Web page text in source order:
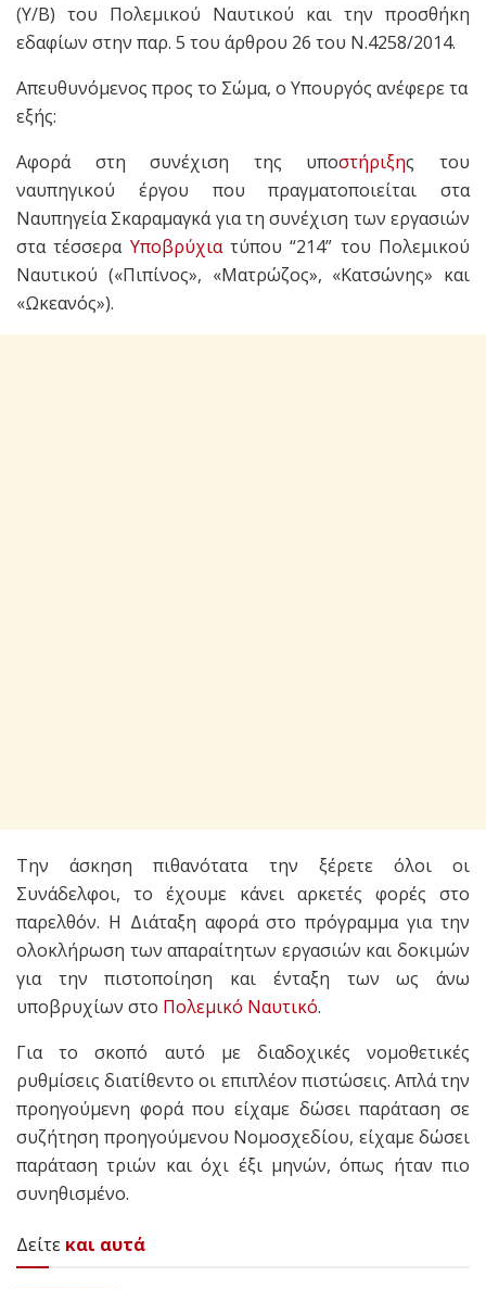
(Υ/Β) του Πολεμικού Ναυτικού και την προσθήκη
εδαφίων στην παρ. 5 του άρθρου 26 του Ν.4258/2014.
Απευθυνόμενος προς το Σώμα, ο Υπουργός ανέφερε τα
εξής:
Αφορά στη συνέχιση της υποστήριξης του
ναυπηγικού έργου που πραγματοποιείται στα
Ναυπηγεία Σκαραμαγκά για τη συνέχιση των εργασιών
στα τέσσερα Υποβρύχιατύπου “214” του Πολεμικού
Ναυτικού («Πιπίνος», «Ματρώζος», «Κατσώνης» και
«Ωκεανός»).
Την άσκηση πιθανότατα την ξέρετε όλοι οι
Συνάδελφοι, το έχουμε κάνει αρκετές φορές στο
παρελθόν. Η Διάταξη αφορά στο πρόγραμμα για την
ολοκλήρωση των απαραίτητων εργασιών και δοκιμών
για την πιστοποίηση και ένταξη των ως άνω
υποβρυχίων στο Πολεμικό Ναυτικό.
Για το σκοπό αυτό με διαδοχικές νομοθετικές
ρυθμίσεις διατίθεντο οι επιπλέον πιστώσεις. Απλά την
προηγούμενη φορά που είχαμε δώσει παράταση σε
συζήτηση προηγούμενου Νομοσχεδίου, είχαμε δώσει
παράταση τριών και όχι έξι μηνών, όπως ήταν πιο
συνηθισμένο.
Δείτε και αυτά